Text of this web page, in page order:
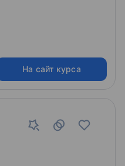
На сайт курса